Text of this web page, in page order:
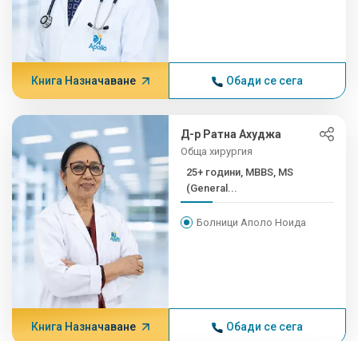
Книга Назначаване Обади се сега
Д-р Ратна Ахуджа
Обща хирургия
25+ години, MBBS, MS
(General...
Болници Аполо Ноида
Книга Назначаване Обади се сега